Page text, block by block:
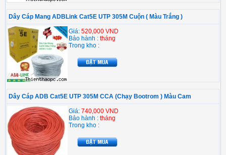
Dây Cáp Mang ADBLink Cat5E UTP 305M Cuộn ( Màu Trắng )
Giá: 520,000 VND
Bảo hành : tháng
Trong kho :
Dây Cáp ADB Cat5E UTP 305M CCA (Chạy Bootrom ) Màu Cam
Giá: 740,000 VND
Bảo hành : tháng
Trong kho :